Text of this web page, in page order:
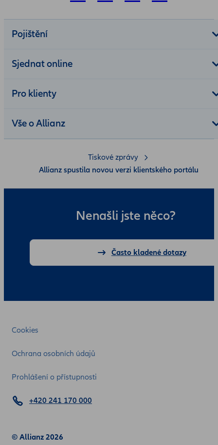
Pojištění
Sjednat online
Pro klienty
Vše o Allianz
Nenašli jste něco?
Často kladené dotazy
Cookies
Ochrana osobních údajů
Prohlášení o přístupnosti
© Allianz 2026
+420 241 170 000
Tiskové zprávy
Allianz spustila novou verzi klientského portálu